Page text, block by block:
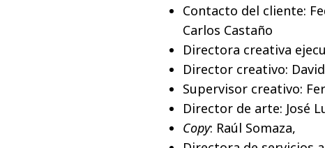
Contacto del cliente:
Carlos Castaño
Directora creativa
Director creativo:
Supervisor creativo:
Director de arte: José
Copy: Raúl Somaza,